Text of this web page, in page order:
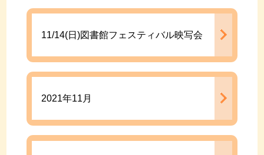
11/14(日)図書館フェスティバル映写会
2021年11月